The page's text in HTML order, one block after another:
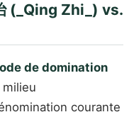
(_Qing Zhi_) vs.
de domination
milieu
courante